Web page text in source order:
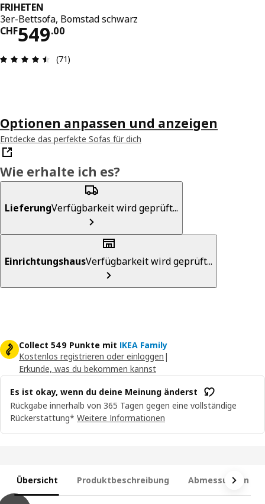
FRIHETEN
3er-Bettsofa, Bomstad schwarz
CHF549.00
Preis CHF 549.00
Bewertung: 4.5 von 5 Sterne Anzahl der
(71)
Optionen anpassen und anzeigen
Entdecke das perfekte Sofas für dich
Wie erhalte ich es?
LieferungVerfügbarkeit wird geprüft...
EinrichtungshausVerfügbarkeit wird geprüft...
Collect 549 Punkte mit IKEA Family
Kostenlos registrieren oder einloggen |
Erkunde, was du bekommen kannst
Es ist okay, wenn du deine Meinung änderst
Rückgabe innerhalb von 365 Tagen gegen eine vollständige
Rückerstattung* Weitere Informationen
Übersicht Produktbeschreibung Abmessungen